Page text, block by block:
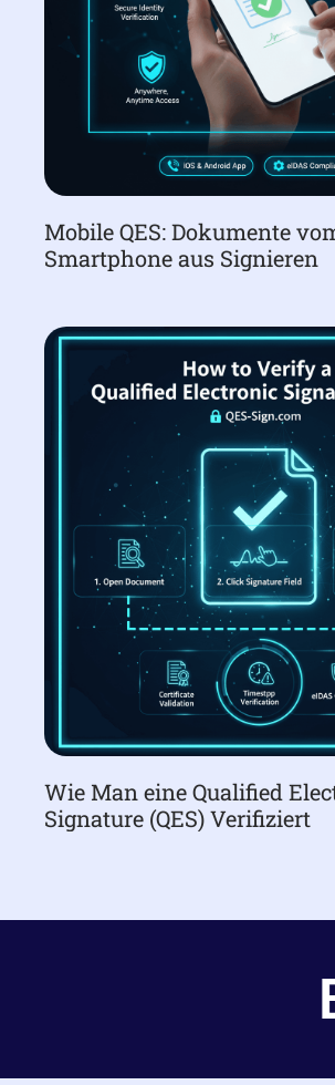
Mobile QES: Dokumente
Smartphone aus Signieren
Wie Man eine Qualified
Signature (QES) Verifiziert